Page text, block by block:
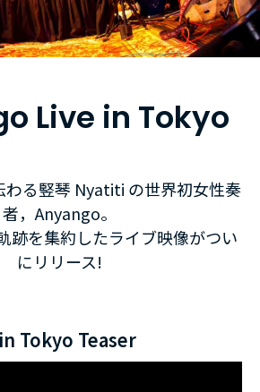
Live in Tokyo
わる竪琴 Nyatiti の世界初女性奏
者，Anyango。
跡を集約したライブ映像がつい
にリリース!
Tokyo Teaser